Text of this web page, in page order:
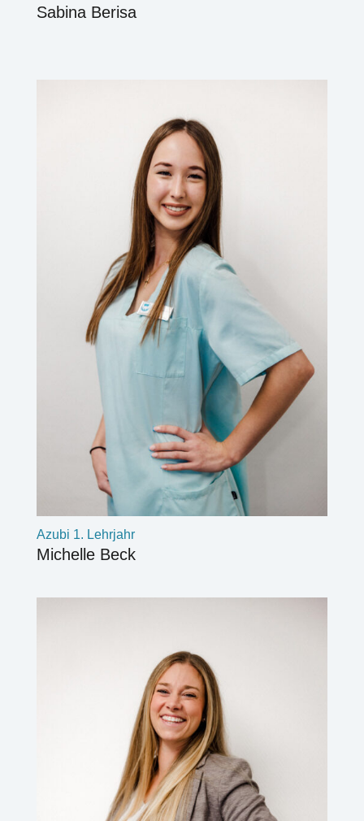
Sabina Berisa
Azubi 1. Lehrjahr
Michelle Beck